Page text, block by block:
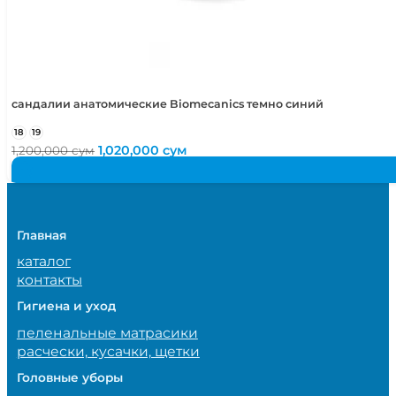
сандалии анатомические Biomecanics темно синий
18 19
1,200,000сум Первоначальная
1,200,000 сум.
1,020,000сум
Главная
каталог
контакты
Гигиена и уход
пеленальные матрасики
расчески, кусачки, щетки
Головные уборы